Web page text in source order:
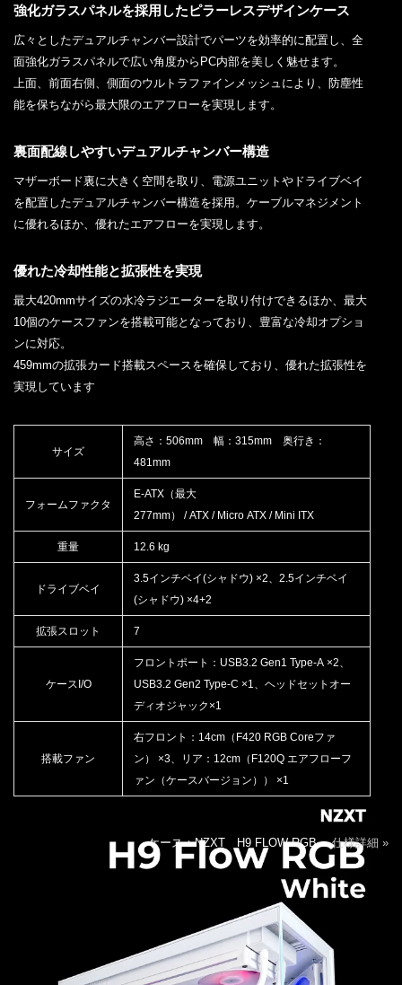
強化ガラスパネルを採用したピラーレスデザインケース
広々としたデュアルチャンバー設計でパーツを効率的に配置し、全
面強化ガラスパネルで広い角度からPC内部を美しく魅せます。
上面、前面右側、側面のウルトラファインメッシュにより、防塵性
能を保ちながら最大限のエアフローを実現します。
裏面配線しやすいデュアルチャンバー構造
マザーボード裏に大きく空間を取り、電源ユニットやドライブベイ
を配置したデュアルチャンバー構造を採用。ケーブルマネジメント
に優れるほか、優れたエアフローを実現します。
優れた冷却性能と拡張性を実現
最大420mmサイズの水冷ラジエーターを取り付けできるほか、最大
10個のケースファンを搭載可能となっており、豊富な冷却オプショ
ンに対応。
459mmの拡張カード搭載スペースを確保しており、優れた拡張性を
実現しています
サイズ
高さ：506mm 幅：315mm 奥行き：
481mm
フォームファクタ
E-ATX（最大
277mm） / ATX / Micro ATX / Mini ITX
重量 12.6 kg
ドライブベイ
3.5インチベイ(シャドウ) ×2、2.5インチベイ
(シャドウ) ×4+2
拡張スロット 7
ケースI/O
フロントポート：USB3.2 Gen1 Type-A ×2、
USB3.2 Gen2 Type-C ×1、ヘッドセットオー
ディオジャック×1
搭載ファン
右フロント：14cm（F420 RGB Coreファ
ン） ×3、リア：12cm（F120Q エアフローフ
ァン（ケースバージョン）） ×1
ケース：NZXT H9 FLOW RGB仕様詳細 »